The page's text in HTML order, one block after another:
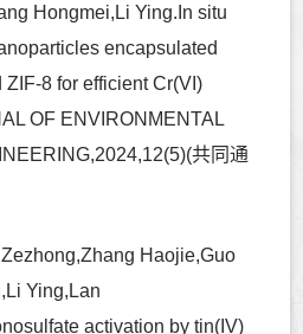
Hongmei,Li Ying.In situ
encapsulated
8 for efficient Cr(VI)
OF ENVIRONMENTAL
共同通
Haojie,Guo
Ying,Lan
activation by tin(IV)